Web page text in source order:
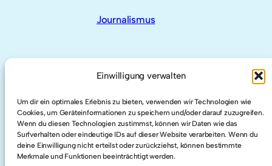
Einwilligung verwalten
Um dir ein optimales Erlebnis zu bieten, verwenden wir Technologien wie
Cookies, um Geräteinformationen zu speichern und/oder darauf zuzugreifen.
Wenn du diesen Technologien zustimmst, können wir Daten wie das
Surfverhalten oder eindeutige IDs auf dieser Website verarbeiten. Wenn du
deine Einwilligung nicht erteilst oder zurückziehst, können bestimmte
Merkmale und Funktionen beeinträchtigt werden.
Journalismus
LinkedIn
Twitter